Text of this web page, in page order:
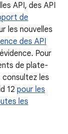
API, des API
de
les nouvelles
des API
Pour
de plate-
les
12 pour les
les